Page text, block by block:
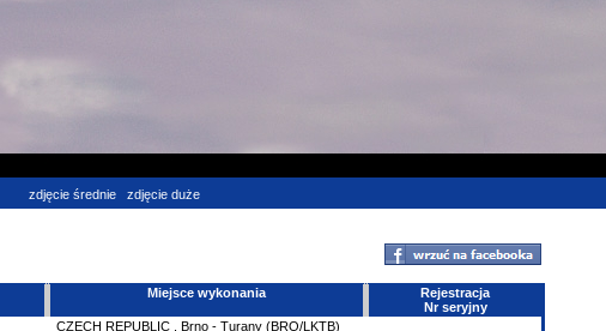
zdjęcie średnie zdjęcie duże
Miejsce wykonania
Rejestracja
Nr seryjny
CZECH REPUBLIC Brno - Turany (BRQ/LKTB)